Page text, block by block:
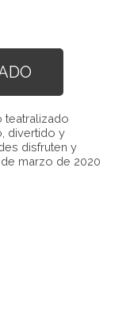
teatralizado
divertido y
disfruten y
marzo de 2020